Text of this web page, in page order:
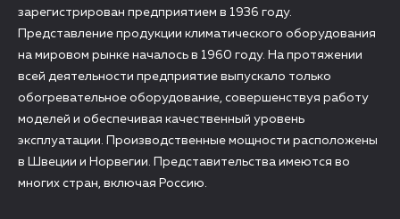
зарегистрирован предприятием в 1936 году.
Представление продукции климатического оборудования
на мировом рынке началось в 1960 году. На протяжении
всей деятельности предприятие выпускало только
обогревательное оборудование, совершенствуя работу
моделей и обеспечивая качественный уровень
эксплуатации. Производственные мощности расположены
в Швеции и Норвегии. Представительства имеются во
многих стран, включая Россию.